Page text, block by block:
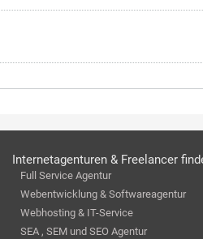
Internetagenturen & Freelancer
Full Service Agentur
Webentwicklung & Softwareagentur
Webhosting & IT-Service
SEA , SEM und SEO Agentur